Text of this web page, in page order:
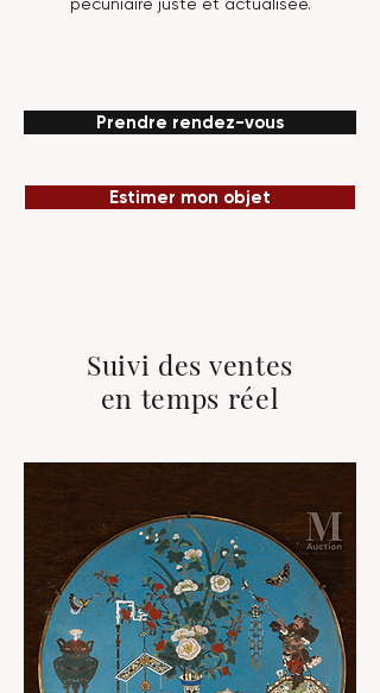
Prendre rendez-vous
Estimer mon objet
Suivi des ventes
en temps réel